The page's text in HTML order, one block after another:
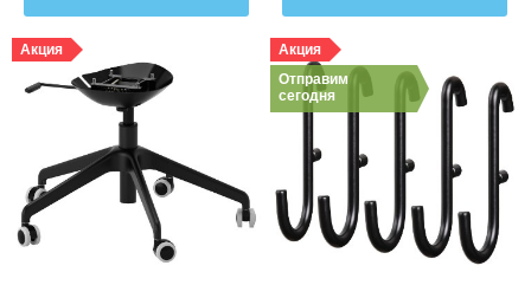
Акция
Акция
Отправим
сегодня